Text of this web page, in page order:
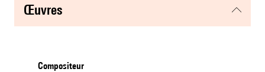
œuvres
Compositeur